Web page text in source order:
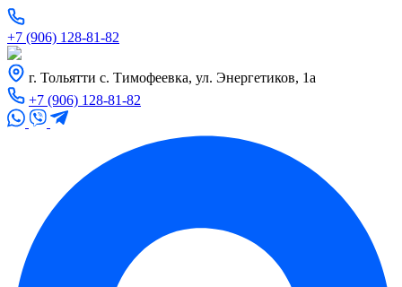
+7 (906) 128-81-82
г. Тольятти с. Тимофеевка, ул. Энергетиков, 1а
+7 (906) 128-81-82